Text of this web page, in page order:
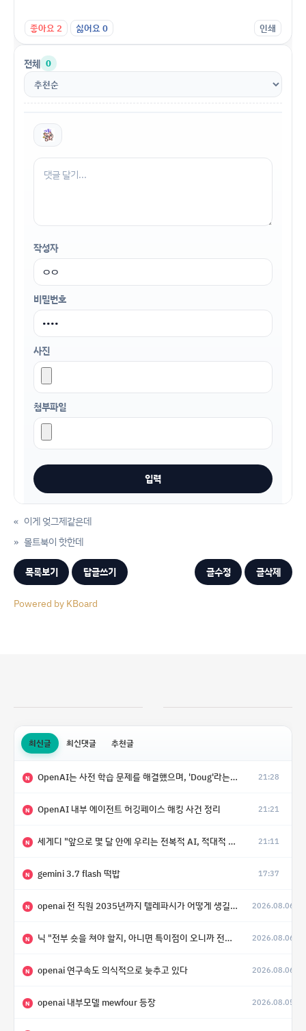
좋아요2 싫어요0 인쇄
전체 0
작성자
비밀번호
사진
첨부파일
« 이게 엊그제같은데
몰트북이 핫한데
»
목록보기 답글쓰기 글수정 글삭제
Powered by KBoard
최신글 최신댓글 추천글
N OpenAI는 사전 학습 문제를 해결했으며, 'Doug'라는 코드명을 가진 훨씬 더 큰 모델을 활발히 개발 중 21:28
N OpenAI 내부 에이전트 허깅페이스 해킹 사건 정리 21:21
N 세게디 "앞으로 몇 달 안에 우리는 전복적 AI, 적대적 AI 둘 다 보게 될 것" 21:11
N gemini 3.7 flash 떡밥 17:37
N openai 전 직원 2035년까지 텔레파시가 어떻게 생길 수 있는지 2026.08.06
N 닉 "전부 숏을 쳐야 할지, 아니면 특이점이 오니까 전부 롱을 쳐야 할지 모르겠다.” 2026.08.06
N openai 연구속도 의식적으로 늦추고 있다 2026.08.06
N openai 내부모델 mewfour 등장 2026.08.05